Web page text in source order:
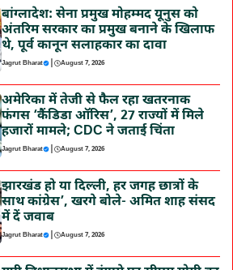
बांग्लादेश: सेना प्रमुख मोहम्मद यूनुस को
अंतरिम सरकार का प्रमुख बनाने के खिलाफ
थे, पूर्व कानून सलाहकार का दावा
Jagrut Bharat | August 7, 2026
अमेरिका में तेजी से फैल रहा खतरनाक
फंगस ‘कैंडिडा ऑरिस’, 27 राज्यों में मिले
हजारों मामले; CDC ने जताई चिंता
Jagrut Bharat | August 7, 2026
झारखंड हो या दिल्ली, हर जगह छात्रों के
साथ कांग्रेस’, खरगे बोले- अमित शाह संसद
में दें जवाब
Jagrut Bharat | August 7, 2026